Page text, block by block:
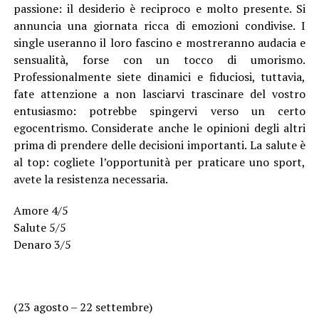
passione: il desiderio è reciproco e molto presente. Si
annuncia una giornata ricca di emozioni condivise. I
single useranno il loro fascino e mostreranno audacia e
sensualità, forse con un tocco di umorismo.
Professionalmente siete dinamici e fiduciosi, tuttavia,
fate attenzione a non lasciarvi trascinare del vostro
entusiasmo: potrebbe spingervi verso un certo
egocentrismo. Considerate anche le opinioni degli altri
prima di prendere delle decisioni importanti. La salute è
al top: cogliete l’opportunità per praticare uno sport,
avete la resistenza necessaria.
Amore 4/5
Salute 5/5
Denaro 3/5
(23 agosto – 22 settembre)